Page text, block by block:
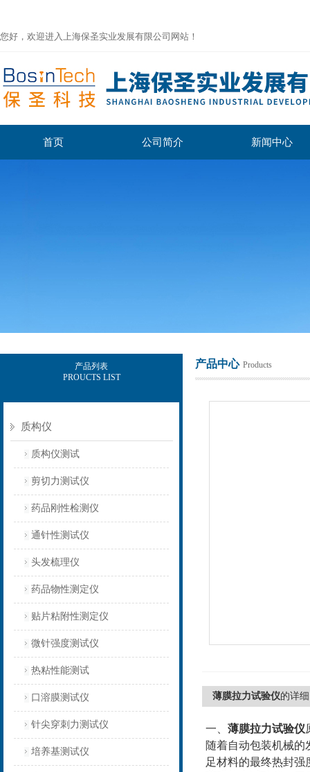
您好，欢迎进入上海保圣实业发展有限公司网站！
首页 公司简介 新闻中心
产品列表
PROUCTS LIST
质构仪
质构仪测试
剪切力测试仪
药品刚性检测仪
通针性测试仪
头发梳理仪
药品物性测定仪
贴片粘附性测定仪
微针强度测试仪
热粘性能测试
口溶膜测试仪
针尖穿刺力测试仪
培养基测试仪
产品中心 Products
薄膜拉力试验仪的详
一、 薄膜拉力试验仪
随着自动包装机械
足材料的最终热封强